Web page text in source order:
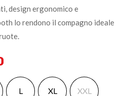
design ergonomico e
lo rendono il compagno ideale
L XL XXL